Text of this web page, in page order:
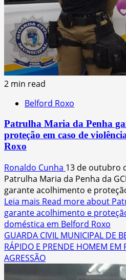
2 min read
Belford Roxo
Patrulha Maria da Penha
proteção em caso de
Roxo
Ronaldo Cunha 13 de outubro
Patrulha Maria da Penha da
garante acolhimento e
Leia mais Read more about
garante acolhimento e
doméstica em Belford Roxo
GUARDA CIVIL MUNICIPAL DE
RÁPIDO E PRENDE HOMEM EM
AGRESSÃO